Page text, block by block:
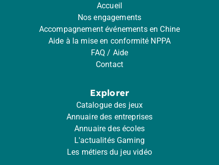
Accueil
Nos engagements
Accompagnement événements en Chine
Aide à la mise en conformité NPPA
FAQ / Aide
Contact
Explorer
Catalogue des jeux
Annuaire des entreprises
Annuaire des écoles
L'actualités Gaming
Les métiers du jeu vidéo